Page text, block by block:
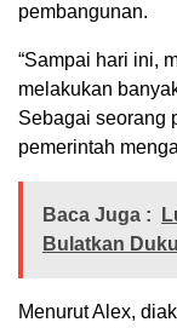
pembangunan.
“Sampai hari ini,
melakukan
Sebagai seorang
pemerintah
Baca Juga :
Bulatkan
Menurut Alex,